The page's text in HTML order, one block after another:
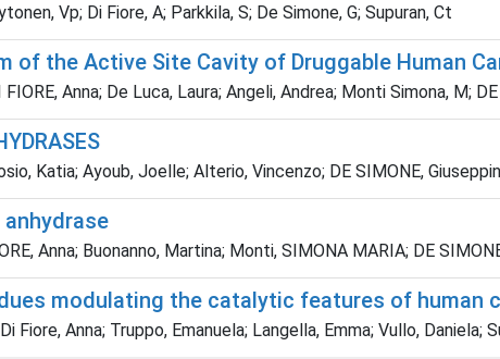
Vp; Di Fiore, A; Parkkila, S; De Simone, G; Supuran, Ct
of the Active Site Cavity of Druggable Human
Anna; De Luca, Laura; Angeli, Andrea; Monti Simona, M;
Katia; Ayoub, Joelle; Alterio, Vincenzo; DE SIMONE,
Anna; Buonanno, Martina; Monti, SIMONA MARIA; DE
modulating the catalytic features of human
Fiore, Anna; Truppo, Emanuela; Langella, Emma; Vullo, Daniela;